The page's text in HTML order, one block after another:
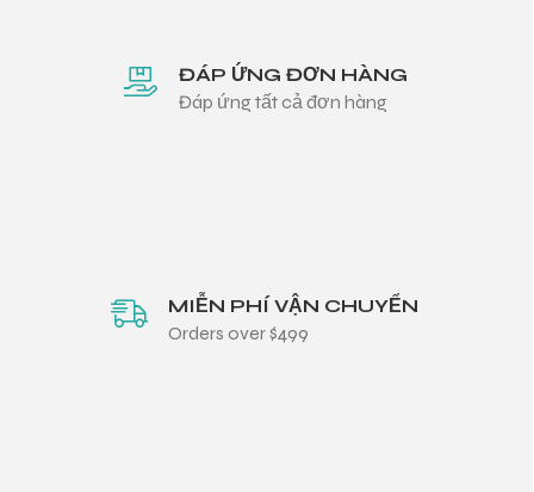
ĐÁP ỨNG ĐƠN HÀNG
Đáp ứng tất cả đơn hàng
MIỄN PHÍ VẬN CHUYỂN
Orders over $499